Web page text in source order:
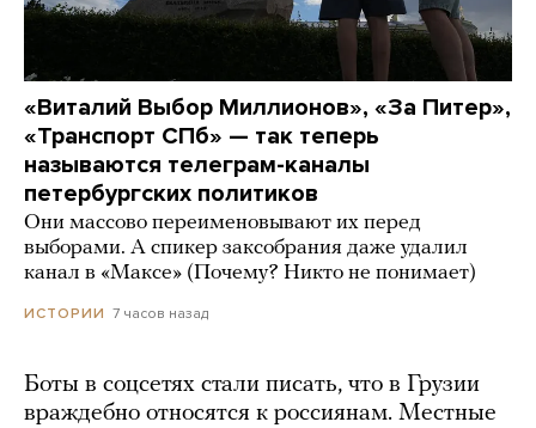
«Виталий Выбор Миллионов», «За Питер»,
«Транспорт СПб» — так теперь
называются телеграм-каналы
петербургских политиков
Они массово переименовывают их перед
выборами. А спикер заксобрания даже удалил
канал в «Максе» (Почему? Никто не понимает)
ИСТОРИИ 7 часов назад
Боты в соцсетях стали писать, что в Грузии
враждебно относятся к россиянам. Местные